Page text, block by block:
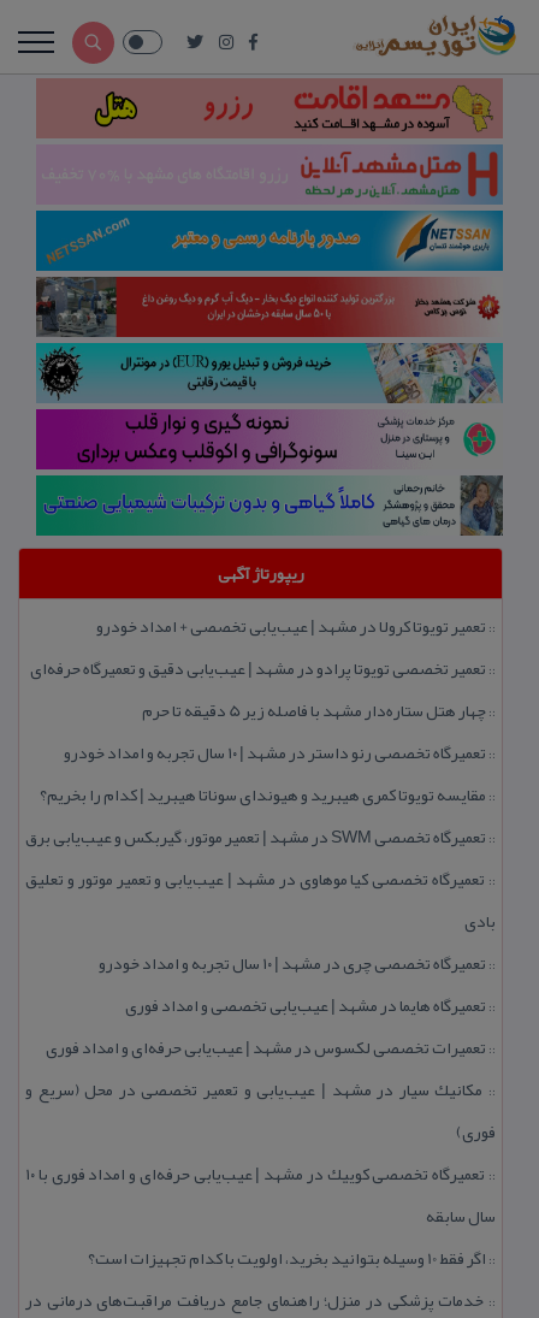
ریپورتاژ آگهی
:: تعمیر تویوتا كرولا در مشهد | عیب‌یابی تخصصی + امداد خودرو
:: تعمیر تخصصی تویوتا پرادو در مشهد | عیب‌یابی دقیق و تعمیرگاه حرفه‌ای
::چهار هتل‌ ستاره‌دار مشهد با فاصله زیر 5 دقیقه تا حرم
:: تعمیرگاه تخصصی رنو داستر در مشهد | ۱۰ سال تجربه و امداد خودرو
:: مقایسه تویوتا كمری هیبرید و هیوندای سوناتا هیبرید | كدام را بخریم؟
:: تعمیرگاه تخصصی SWM در مشهد | تعمیر موتور، گیربكس و عیب‌یابی برق
:: تعمیرگاه تخصصی كیا موهاوی در مشهد | عیب‌یابی و تعمیر موتور و تعلیق
بادی
:: تعمیرگاه تخصصی چری در مشهد | ۱۰ سال تجربه و امداد خودرو
:: تعمیرگاه هایما در مشهد | عیب‌یابی تخصصی و امداد فوری
:: تعمیرات تخصصی لكسوس در مشهد | عیب‌یابی حرفه‌ای و امداد فوری
:: مكانیك سیار در مشهد | عیب‌یابی و تعمیر تخصصی در محل (سریع و
فوری)
::
تعمیرگاه تخصصی كوییك در مشهد | عیب‌یابی حرفه‌ای و امداد فوری با ۱۰
سال سابقه
:: اگر فقط 10 وسیله بتوانید بخرید، اولویت با كدام تجهیزات است؟
:: خدمات پزشكی در منزل؛ راهنمای جامع دریافت مراقبت‌های درمانی در